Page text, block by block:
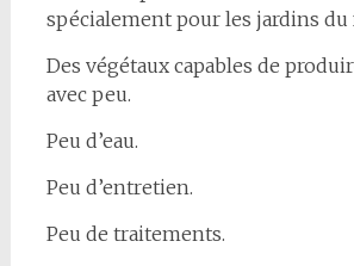
spécialement pour les jardins du
Des végétaux capables de
avec peu.
Peu d’eau.
Peu d’entretien.
Peu de traitements.